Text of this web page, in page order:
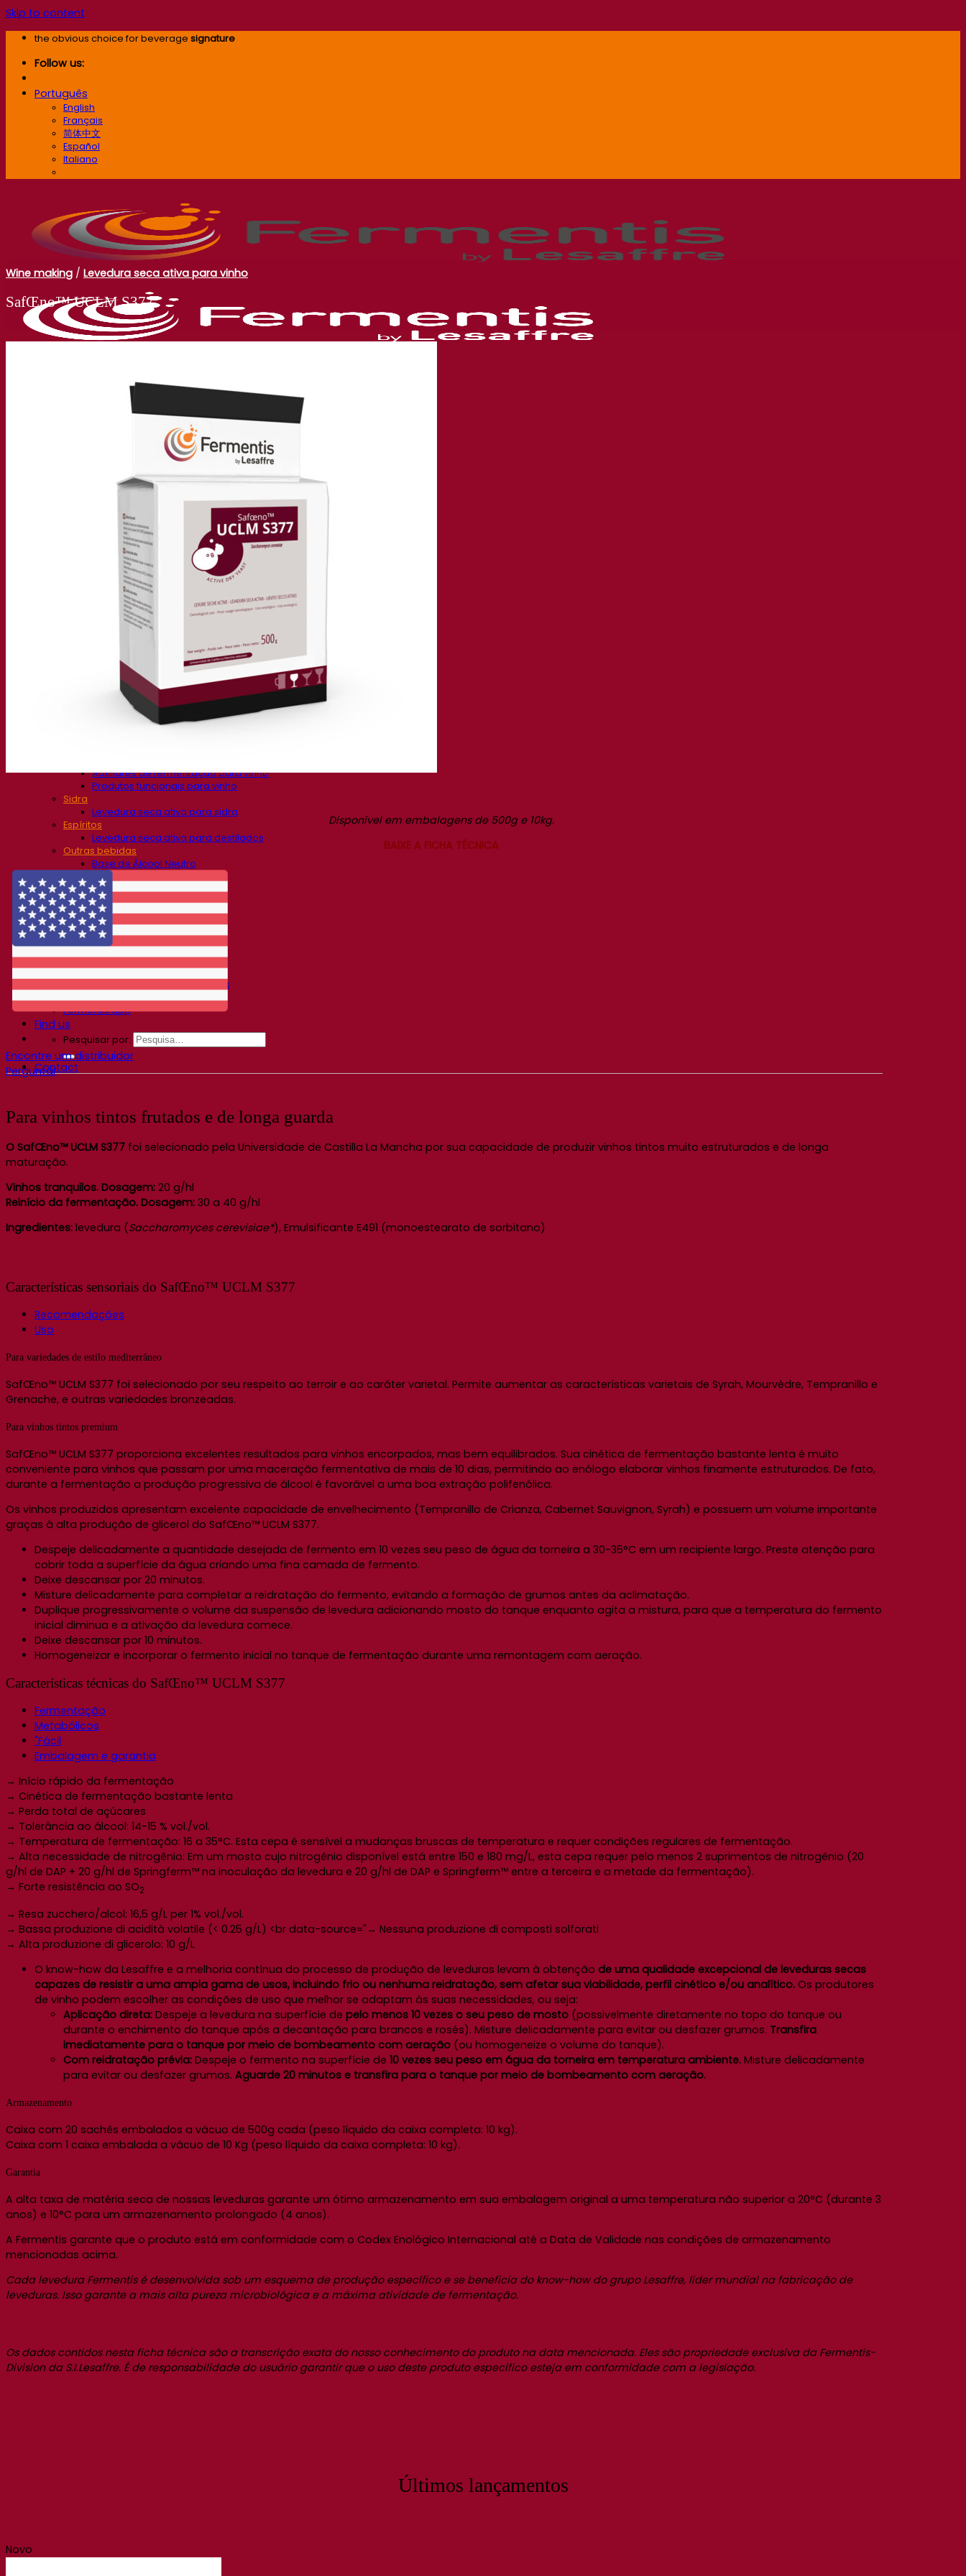
Skip to content
the obvious choice for beverage signature
Follow us:
Português
English
Français
简体中文
Español
Italiano
Especialista em fermentação
O Campus Fermentis
Uma equipe apaixonada
Apoiando a criatividade
Grupo Lesaffre
Pesquisa e desenvolvimento
Levedura Superior da Fermentis
Caracterização do produto
Desenvolvimento de produto
Nossas marcas
E2U™ – Easy To Use
SafYeast™
All In 1™
Fermentis Academy™
Outros serviços
Fabricação sob encomenda
Levedura seca ativa para cerveja
Bactérias
Auxiliares de fermentação para cerveja
Produtos funcionais para cerveja
Auxiliares de fermentação para vinho
Produtos funcionais para vinho
Sidra
Levedura seca ativa para sidra
Espíritos
Levedura seca ativa para destilados
Outras bebidas
Base de Álcool Neutro
Kvas
Sorghum
Café
Fermentis Academy
Sobre a Academia Fermentis
Gravações de webinars
Recursos
Centro de conhecimento
Percepções de especialistas
Fermentis app
Find us
Pesquisar por:
Contact
Wine making / Levedura seca ativa para vinho
SafŒno™ UCLM S377
Disponível em embalagens de 500g e 10kg.
BAIXE A FICHA TÉCNICA
Encontre um distribuidor
Perguntar
Para vinhos tintos frutados e de longa guarda
O SafŒno™ UCLM S377 foi selecionado pela Universidade de Castilla La Mancha por sua capacidade de produzir vinhos tintos muito estruturados e de longa
maturação.
Vinhos tranquilos. Dosagem: 20 g/hl
Reinício da fermentação. Dosagem: 30 a 40 g/hl
Ingredientes: levedura (Saccharomyces cerevisiae*), Emulsificante E491 (monoestearato de sorbitano)
Características sensoriais do SafŒno™ UCLM S377
Recomendações
Uso
Para variedades de estilo mediterrâneo
SafŒno™ UCLM S377 foi selecionado por seu respeito ao terroir e ao caráter varietal. Permite aumentar as características varietais de Syrah, Mourvèdre, Tempranillo e
Grenache, e outras variedades bronzeadas.
Para vinhos tintos premium
SafŒno™ UCLM S377 proporciona excelentes resultados para vinhos encorpados, mas bem equilibrados. Sua cinética de fermentação bastante lenta é muito
conveniente para vinhos que passam por uma maceração fermentativa de mais de 10 dias, permitindo ao enólogo elaborar vinhos finamente estruturados. De fato,
durante a fermentação a produção progressiva de álcool é favorável a uma boa extração polifenólica.
Os vinhos produzidos apresentam excelente capacidade de envelhecimento (Tempranillo de Crianza, Cabernet Sauvignon, Syrah) e possuem um volume importante
graças à alta produção de glicerol do SafŒno™ UCLM S377.
Despeje delicadamente a quantidade desejada de fermento em 10 vezes seu peso de água da torneira a 30-35°C em um recipiente largo. Preste atenção para
cobrir toda a superfície da água criando uma fina camada de fermento.
Deixe descansar por 20 minutos.
Misture delicadamente para completar a reidratação do fermento, evitando a formação de grumos antes da aclimatação.
Duplique progressivamente o volume da suspensão de levedura adicionando mosto do tanque enquanto agita a mistura, para que a temperatura do fermento
inicial diminua e a ativação da levedura comece.
Deixe descansar por 10 minutos.
Homogeneizar e incorporar o fermento inicial no tanque de fermentação durante uma remontagem com aeração.
Características técnicas do SafŒno™ UCLM S377
Fermentação
Metabólicos
"Fácil
Embalagem e garantia
→ Início rápido da fermentação
→ Cinética de fermentação bastante lenta
→ Perda total de açúcares
→ Tolerância ao álcool: 14-15 % vol./vol.
→ Temperatura de fermentação: 16 a 35°C. Esta cepa é sensível a mudanças bruscas de temperatura e requer condições regulares de fermentação.
→ Alta necessidade de nitrogênio: Em um mosto cujo nitrogênio disponível está entre 150 e 180 mg/L, esta cepa requer pelo menos 2 suprimentos de nitrogênio (20
g/hl de DAP + 20 g/hl de Springferm™ na inoculação da levedura e 20 g/hl de DAP e Springferm™ entre a terceira e a metade da fermentação).
→ Forte resistência ao SO2
→ Resa zucchero/alcol: 16,5 g/L per 1% vol./vol.
→ Bassa produzione di acidità volatile (< 0.25 g/L) <br data-source="→ Nessuna produzione di composti solforati
→ Alta produzione di glicerolo: 10 g/L
O know-how da Lesaffre e a melhoria contínua do processo de produção de leveduras levam à obtenção de uma qualidade excepcional de leveduras secas
capazes de resistir a uma ampla gama de usos, incluindo frio ou nenhuma reidratação, sem afetar sua viabilidade, perfil cinético e/ou analítico. Os produtores
de vinho podem escolher as condições de uso que melhor se adaptam às suas necessidades, ou seja:
Aplicação direta: Despeje a levedura na superfície de pelo menos 10 vezes o seu peso de mosto (possivelmente diretamente no topo do tanque ou
durante o enchimento do tanque após a decantação para brancos e rosés). Misture delicadamente para evitar ou desfazer grumos. Transfira
imediatamente para o tanque por meio de bombeamento com aeração (ou homogeneize o volume do tanque).
Com reidratação prévia: Despeje o fermento na superfície de 10 vezes seu peso em água da torneira em temperatura ambiente. Misture delicadamente
para evitar ou desfazer grumos. Aguarde 20 minutos e transfira para o tanque por meio de bombeamento com aeração.
Armazenamento
Caixa com 20 sachês embalados a vácuo de 500g cada (peso líquido da caixa completa: 10 kg).
Caixa com 1 caixa embalada a vácuo de 10 Kg (peso líquido da caixa completa: 10 kg).
Garantia
A alta taxa de matéria seca de nossas leveduras garante um ótimo armazenamento em sua embalagem original a uma temperatura não superior a 20°C (durante 3
anos) e 10°C para um armazenamento prolongado (4 anos).
A Fermentis garante que o produto está em conformidade com o Codex Enológico Internacional até a Data de Validade nas condições de armazenamento
mencionadas acima.
Cada levedura Fermentis é desenvolvida sob um esquema de produção específico e se beneficia do know-how do grupo Lesaffre, líder mundial na fabricação de
leveduras. Isso garante a mais alta pureza microbiológica e a máxima atividade de fermentação.
Os dados contidos nesta ficha técnica são a transcrição exata do nosso conhecimento do produto na data mencionada. Eles são propriedade exclusiva da Fermentis-
Division da S.I.Lesaffre. É de responsabilidade do usuário garantir que o uso deste produto específico esteja em conformidade com a legislação.
Últimos lançamentos
Novo